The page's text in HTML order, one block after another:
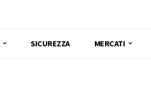
SICUREZZA MERCATI